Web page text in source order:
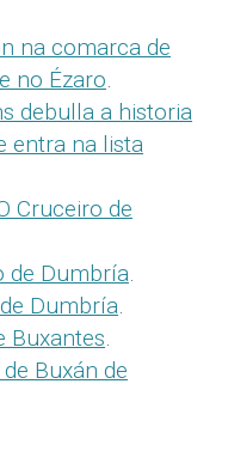
na comarca de
no Ézaro.
debulla a historia
entra na lista
Cruceiro de
de Dumbría.
Dumbría.
Buxantes.
Buxán de